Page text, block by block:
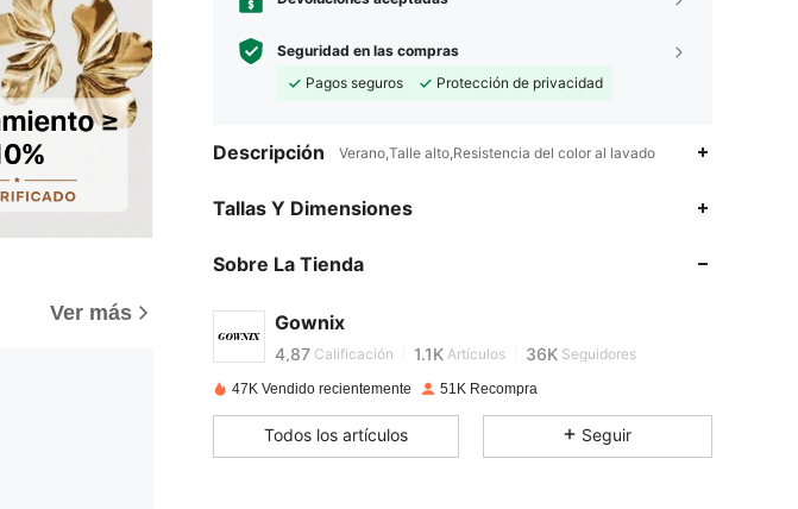
Ver más
Seguridad en las compras
Pagos seguros
Protección de privacidad
Descripción Verano,Talle alto,Resistencia del color al lavado
Tallas Y Dimensiones
Sobre La Tienda
Gownix
4,87
4,87
4,87 Calificación 1.1K Artículos 36K Seguidores
4,87 1.1K
36K
4,87
4,87
1.1K
36K
47K Vendido recientemente 51K Recompra
Todos los artículos Seguir